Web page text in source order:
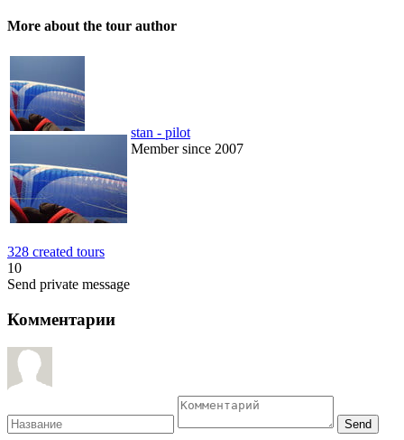
More about the tour author
stan - pilot
Member since 2007
328 created tours
10
Send private message
Комментарии